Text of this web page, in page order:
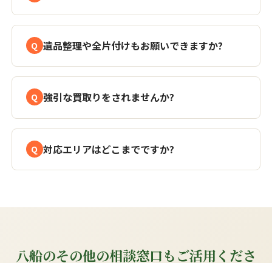
遺品整理や全片付けもお願いできますか?
強引な買取りをされませんか?
対応エリアはどこまでですか?
八船のその他の相談窓口もご活用くださ